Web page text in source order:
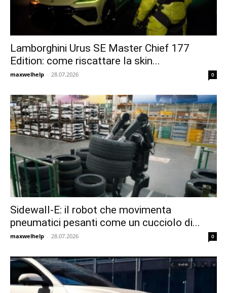
Lamborghini Urus SE Master Chief 177
Edition: come riscattare la skin...
maxwelhelp - 28.07.2026 0
Sidewall-E: il robot che movimenta
pneumatici pesanti come un cucciolo di...
maxwelhelp - 28.07.2026 0